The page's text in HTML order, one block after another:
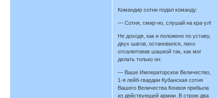
Командир сотни подал команду:
— Сотня, смир-но, слушай на кра-ул!
Не доходя, как и положено по уставу,
двух шагов, остановился, лихо
отсалютовав шашкой так, как мог
делать только он:
— Ваше Императорское Величество,
1-я лейб-гвардии Кубанская сотня
Вашего Величества Конвоя прибыла
из действующей армии. В строю два